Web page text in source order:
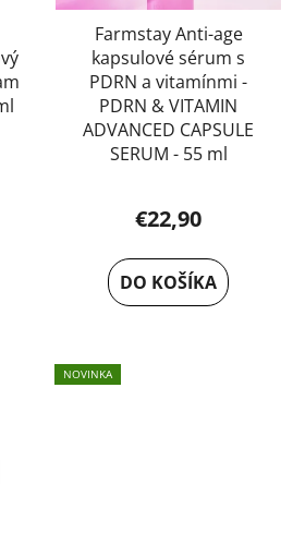
Farmstay Anti-age
kapsulové sérum s
PDRN a vitamínmi -
PDRN & VITAMIN
ADVANCED CAPSULE
SERUM - 55 ml
€22,90
DO KOŠÍKA
NOVINKA